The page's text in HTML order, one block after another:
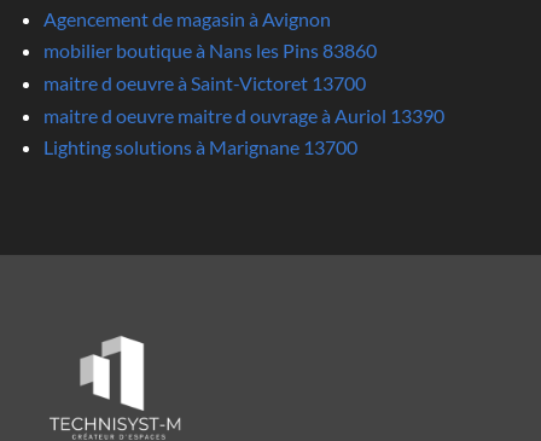
Agencement de magasin à Avignon
mobilier boutique à Nans les Pins 83860
maitre d oeuvre à Saint-Victoret 13700
maitre d oeuvre maitre d ouvrage à Auriol 13390
Lighting solutions à Marignane 13700